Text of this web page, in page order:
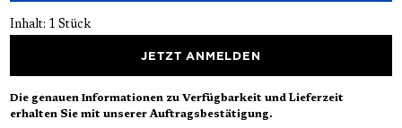
Inhalt: 1 Stück
JETZT ANMELDEN
Die genauen Informationen zu Verfügbarkeit und Lieferzeit
erhalten Sie mit unserer Auftragsbestätigung.